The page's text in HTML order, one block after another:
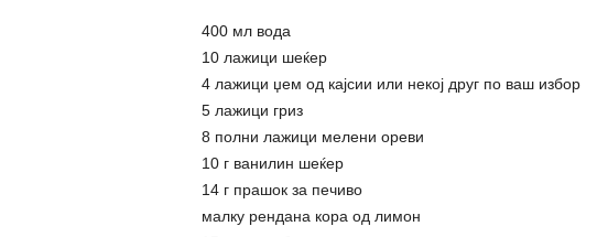
400 мл вода
10 лажици шеќер
4 лажици џем од кајсии или некој друг по ваш избор
5 лажици гриз
8 полни лажици мелени ореви
10 г ванилин шеќер
14 г прашок за печиво
малку рендана кора од лимон